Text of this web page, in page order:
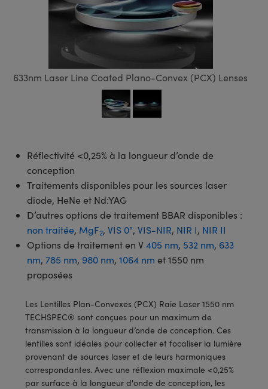
Optiques de SCHOTT
Optiques Traités par
Ionique
Diffractifs (DOE)
Optiques
de Faisceaux Laser
Microscopie Laser
Optomécaniques
: Optomécanique
de Microscopie
Modulaires Zoom
Micromètres
de Microscopie
ou Coupleurs
de Poche ou à Mesure Directe
: Microscopie
Cinématographique et
pour Objectifs d’Imagerie
Vision Labs
et Composants
pour Caméras
: Caméras
: Test et Détection
quantiques
matériaux au laser
par cohérence optique
Development Systems
Optiques Lightpath
Labs™
: Laboratoire et
de Série: Mires
de Série: Test et Détection
de Série: Laboratoire ou
Test et Détection
: Laboratoire ou
633nm Laser Line Coated Plano-Convex (PCX) Lenses
Réflectivité <0,25% à la longueur d’onde de
conception
Traitements disponibles pour les sources laser
diode, HeNe et Nd:YAG
D’autres options de traitement BBAR disponibles :
non traitée, MgF2, VIS 0°, VIS-NIR, NIR I, NIR II
Options de traitement en V405 nm, 532 nm, 633
nm, 785 nm, 980 nm, 1064 nm et 1550 nm
proposées
Les Lentilles Plan-Convexes (PCX) Raie Laser 1550 nm
TECHSPEC® sont conçues pour un maximum de
transmission à la longueur d’onde de conception. Ces
lentilles sont idéales pour collecter et focaliser la lumière
provenant de sources laser et de leurs harmoniques
correspondantes. Avec une réflexion maximale <0,25%
par surface à la longueur d'onde de conception, les